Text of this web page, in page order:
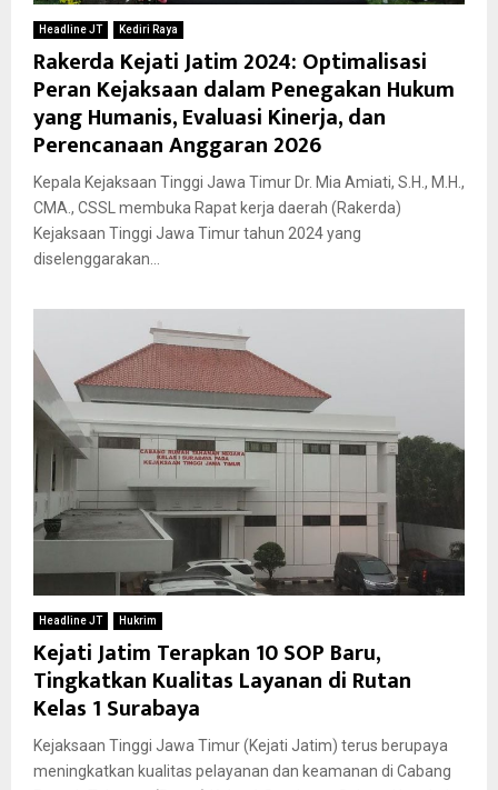
Headline JT Kediri Raya
Rakerda Kejati Jatim 2024: Optimalisasi
Peran Kejaksaan dalam Penegakan Hukum
yang Humanis, Evaluasi Kinerja, dan
Perencanaan Anggaran 2026
Kepala Kejaksaan Tinggi Jawa Timur Dr. Mia Amiati, S.H., M.H.,
CMA., CSSL membuka Rapat kerja daerah (Rakerda)
Kejaksaan Tinggi Jawa Timur tahun 2024 yang
diselenggarakan...
Headline JT Hukrim
Kejati Jatim Terapkan 10 SOP Baru,
Tingkatkan Kualitas Layanan di Rutan
Kelas 1 Surabaya
Kejaksaan Tinggi Jawa Timur (Kejati Jatim) terus berupaya
meningkatkan kualitas pelayanan dan keamanan di Cabang